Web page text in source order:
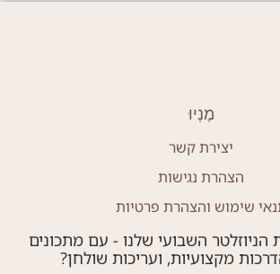
מֶנְיוּ
יצירת קשר
הצהרת נגישות
שימוש והצהרת פרטיות
הניוזלטר השבועי שלנו - עם מתכונים
מקצועיות, ועריכות שולחן?